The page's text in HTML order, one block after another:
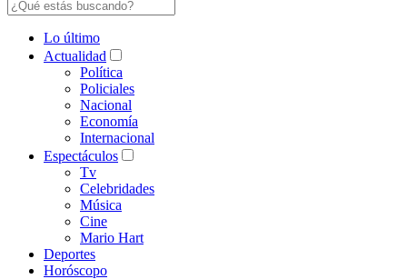
Lo último
Actualidad
Política
Policiales
Nacional
Economía
Internacional
Espectáculos
Tv
Celebridades
Música
Cine
Mario Hart
Deportes
Horóscopo